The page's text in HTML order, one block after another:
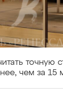
точную
чем за 15